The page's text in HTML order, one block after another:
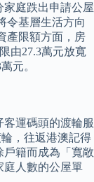
庭跌出申請公屋
令基層生活方向
產限額方面，房
由27.3萬元放寬
元。
運碼頭的渡輪服
，往返港澳記得
戶籍而成為「寬敞
庭人數的公屋單